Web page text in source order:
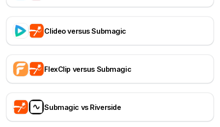
Clideo versus Submagic
FlexClip versus Submagic
Submagic vs Riverside